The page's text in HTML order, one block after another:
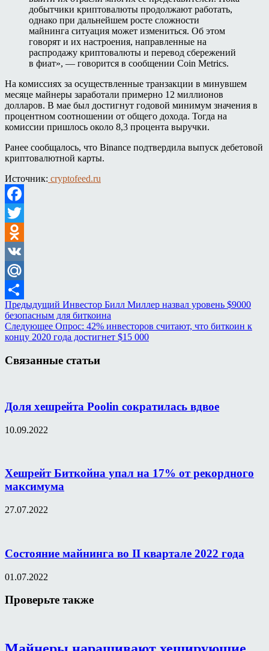
добытчики криптовалюты продолжают работать,
однако при дальнейшем росте сложности
майнинга ситуация может измениться. Об этом
говорят и их настроения, направленные на
распродажу криптовалюты и перевод сбережений
в фиат», — говорится в сообщении Coin Metrics.
На комиссиях за осуществленные транзакции в минувшем
месяце майнеры заработали примерно 12 миллионов
долларов. В мае был достигнут годовой минимум значения в
процентном соотношении от общего дохода. Тогда на
комиссии пришлось около 8,3 процента выручки.
Ранее сообщалось, что Binance подтвердила выпуск дебетовой
криптовалютной карты.
Источник: cryptofeed.ru
Facebook
Twitter
Odnoklassniki
VK
Mail.Ru
Отправить
Предыдущий Инвестор Билл Миллер назвал уровень $9000
безопасным для биткоина
Следующее Опрос: 42% инвесторов считают, что биткоин к
концу 2020 года достигнет $15 000
Связанные статьи
Доля хешрейта Poolin сократилась вдвое
10.09.2022
Хешрейт Биткойна упал на 17% от рекордного
максимума
27.07.2022
Состояние майнинга во II квартале 2022 года
01.07.2022
Проверьте также